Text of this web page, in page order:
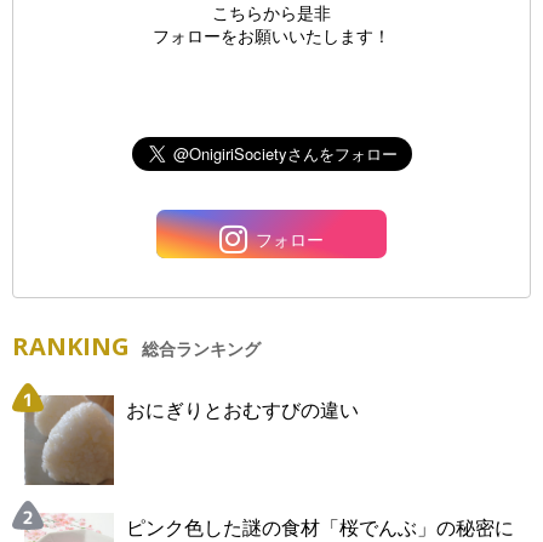
こちらから是非
フォローをお願いいたします！
フォロー
RANKING 総合ランキング
おにぎりとおむすびの違い
ピンク色した謎の食材「桜でんぶ」の秘密に